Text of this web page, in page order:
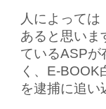
人によって
あると思いま
ているASPが
く、E-
を逮捕に追い